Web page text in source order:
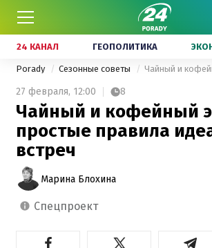
24 КАНАЛ ГЕОПОЛИТИКА
Porady Сезонные советы
27 февраля, 12:00 8
Чайный и кофейный
простые правила
встреч
Марина Блохина
спецпроект